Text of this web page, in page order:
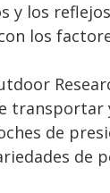
y los
los
transportar
de
de